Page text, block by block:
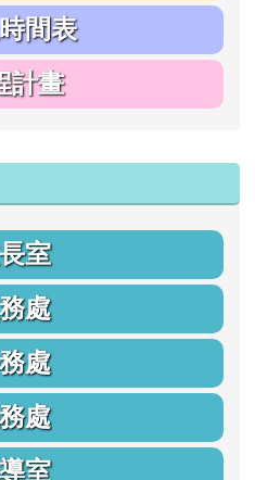
間表
計畫
室
處
處
處
室